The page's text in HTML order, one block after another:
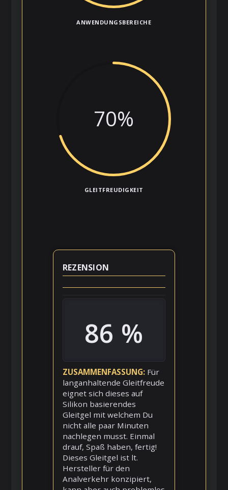
ANWENDUNGSBEREICHE
70%
GLEITFREUDIGKEIT
REZENSION
86 %
ZUSAMMENFASSUNG Für
langanhaltende Gleitfreude
eignet sich dieses auf
Silikon basierendes
Gleitgel mit welchem Du
nicht alle paar Minuten
nachlegen musst. Einmal
drauf, Spaß haben, fertig!
Dieses Gleitgel ist lt.
Hersteller für den
Analverkehr konzipiert,